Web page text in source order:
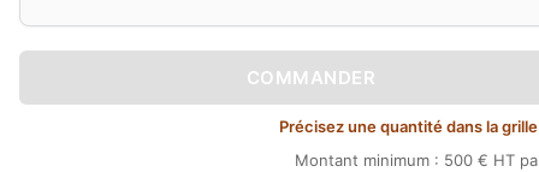
COMMANDER
Précisez une quantité dans la
Montant minimum : 500 € HT